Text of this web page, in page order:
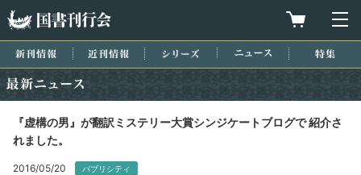
買物カゴを
新刊情報 近刊情報 シリーズ ニュース
『虚構の男』が翻訳ミステリー大賞シンジケートブログで 紹介さ
れました。
2016/05/20 パブリシティ